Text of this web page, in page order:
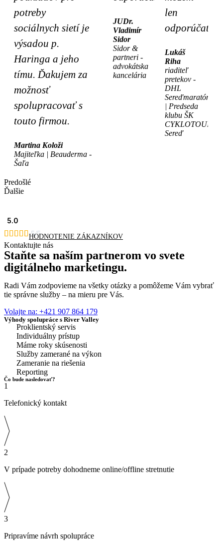
potreby
sociálnych sietí je
výsadou p.
Haringa a jeho
tímu. Ďakujem za
možnosť
spolupracovať s
touto firmou.
Martina Koloži
Majiteľka | Beauderma -
Šaľa
JUDr.
Vladimír
Sidor
Sidor &
partneri -
advokátska
kancelária
len
odporúčať
Lukáš
Riha
riaditeľ
pretekov -
DHL
Sereďmaratón
| Predseda
klubu ŠK
CYKLOTOUR
Sereď
Predošlé
Ďalšie
5.0
     5/5
HODNOTENIE ZÁKAZNÍKOV
Kontaktujte nás
Staňte sa naším partnerom vo svete
digitálneho marketingu.
Radi Vám zodpovieme na všetky otázky a pomôžeme Vám vybrať
tie správne služby – na mieru pre Vás.
Volajte na: +421 907 864 179
Výhody spolupráce s River Valley
Proklientský servis
Individuálny prístup
Máme roky skúsenosti
Služby zamerané na výkon
Zameranie na riešenia
Reporting
Čo bude nasledovať?
1
Telefonický kontakt
2
V prípade potreby dohodneme online/offline stretnutie
3
Pripravíme návrh spolupráce